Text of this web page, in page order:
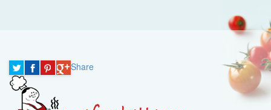
Share